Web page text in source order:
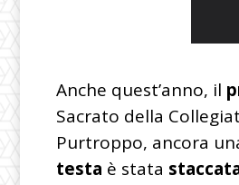
Anche quest’anno, il
Sacrato della
Purtroppo, ancora
testa è stata